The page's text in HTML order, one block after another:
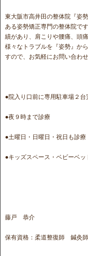
東大阪市高井田の整体院『姿
ある姿勢矯正専門の整体院で
績があり、肩こりや腰痛、頭
様々なトラブルを『姿勢』か
すので、お気軽にお問い合わせ
●院入り口前に専用駐車場２台
●夜９時まで診療
●土曜日・日曜日・祝日も診療
●キッズスペース・ベビーベ
藤戸 恭介
保有資格：柔道整復師 鍼灸